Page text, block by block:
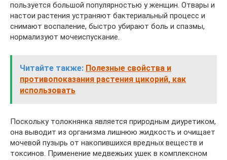
пользуется большой популярностью у женщин. Отвары и
настои растения устраняют бактериальный процесс и
снимают воспаление, быстро убирают боль и спазмы,
нормализуют мочеиспускание.
Читайте также: Полезные свойства и
противопоказания растения цикорий, как
использовать
Поскольку толокнянка является природным диуретиком,
она выводит из организма лишнюю жидкость и очищает
мочевой пузырь от накопившихся вредных веществ и
токсинов. Применение медвежьих ушек в комплексном